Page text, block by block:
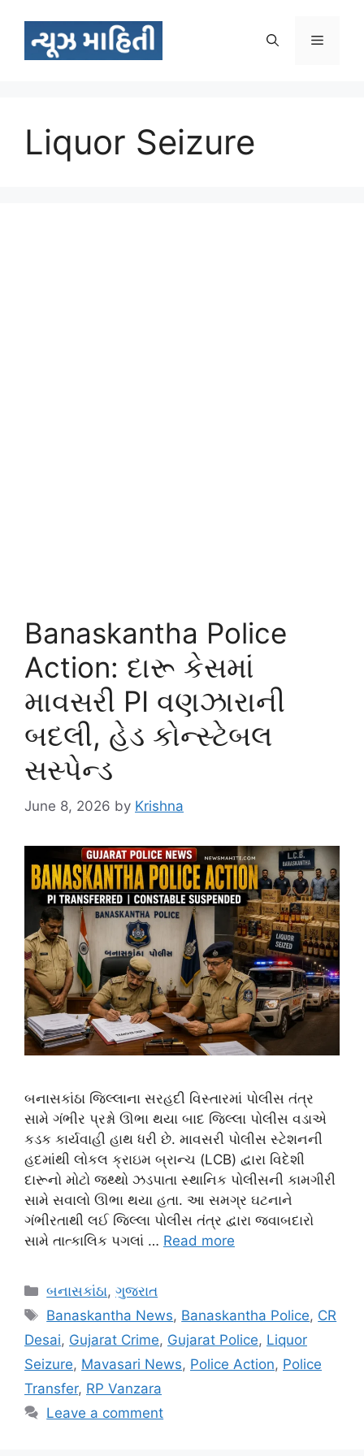
content
Menu
Liquor Seizure
Banaskantha Police
Action: દારૂ કેસમાં
માવસરી PI વણઝારાની
બદલી, હેડ કોન્સ્ટેબલ
સસ્પેન્ડ
June 8, 2026 by Krishna
બનાસકાંઠા જિલ્લાના સરહદી વિસ્તારમાં પોલીસ તંત્ર
સામે ગંભીર પ્રશ્નો ઊભા થયા બાદ જિલ્લા પોલીસ વડાએ
કડક કાર્યવાહી હાથ ધરી છે. માવસરી પોલીસ સ્ટેશનની
હદમાંથી લોકલ ક્રાઇમ બ્રાન્ચ (LCB) દ્વારા વિદેશી
દારૂનો મોટો જથ્થો ઝડપાતા સ્થાનિક પોલીસની કામગીરી
સામે સવાલો ઊભા થયા હતા. આ સમગ્ર ઘટનાને
ગંભીરતાથી લઈ જિલ્લા પોલીસ તંત્ર દ્વારા જવાબદારો
સામે તાત્કાલિક પગલાં … Read more
Categories
બનાસકાંઠા,ગુજરાત
Tags
Banaskantha News, Banaskantha Police, CR
Desai, Gujarat Crime, Gujarat Police, Liquor
Seizure, Mavasari News, Police Action, Police
Transfer, RP Vanzara
Leave a comment